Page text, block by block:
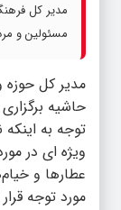
مدیر کل
مسئولین و
مدیر کل حوزه
حاشیه
توجه به
ویژه ای در
عطارها و
مورد توجه